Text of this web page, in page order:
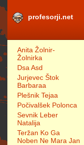
profesorji.net
Anita Žolnir-
Žolnirka
Dsa Asd
Jurjevec Štok
Barbaraa
Plešnik Tejaa
Počivalšek Polonca
Sevnik Leber
Natalija
Teržan Ko Ga
Noben Ne Mara Jan